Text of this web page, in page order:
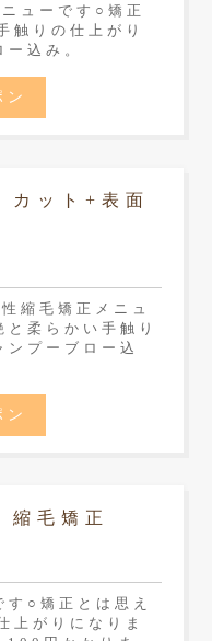
ューです○矯正
触りの仕上がり
込み。
ン
カット+表面
縮毛矯正メニュ
柔らかい手触り
プーブロー込
ン
縮毛矯正
○矯正とは思え
上がりになりま